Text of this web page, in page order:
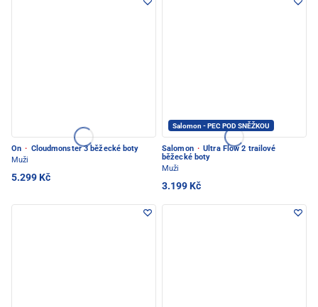
On · Cloudmonster 3 běžecké boty
Muži
5.299 Kč
Salomon - PEC POD SNĚŽKOU
Salomon · Ultra Flow 2 trailové
běžecké boty
Muži
3.199 Kč